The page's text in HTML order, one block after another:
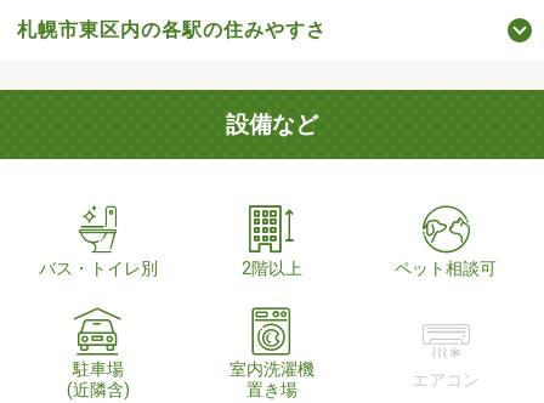
札幌市東区内の各駅の住みやすさ
設備など
バス・トイレ別 2階以上 ペット相談可
駐車場
(近隣含)
室内洗濯機
置き場
エアコン